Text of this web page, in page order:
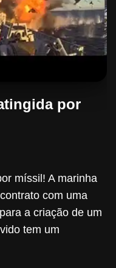
por
míssil! A marinha
com uma
a criação de um
tem um